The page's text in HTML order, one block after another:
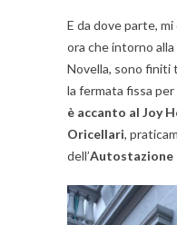
E da dove parte,
ora che intorno
Novella, sono finiti
la fermata fissa
è accanto al Joy
Oricellari,
dell’Autostazione